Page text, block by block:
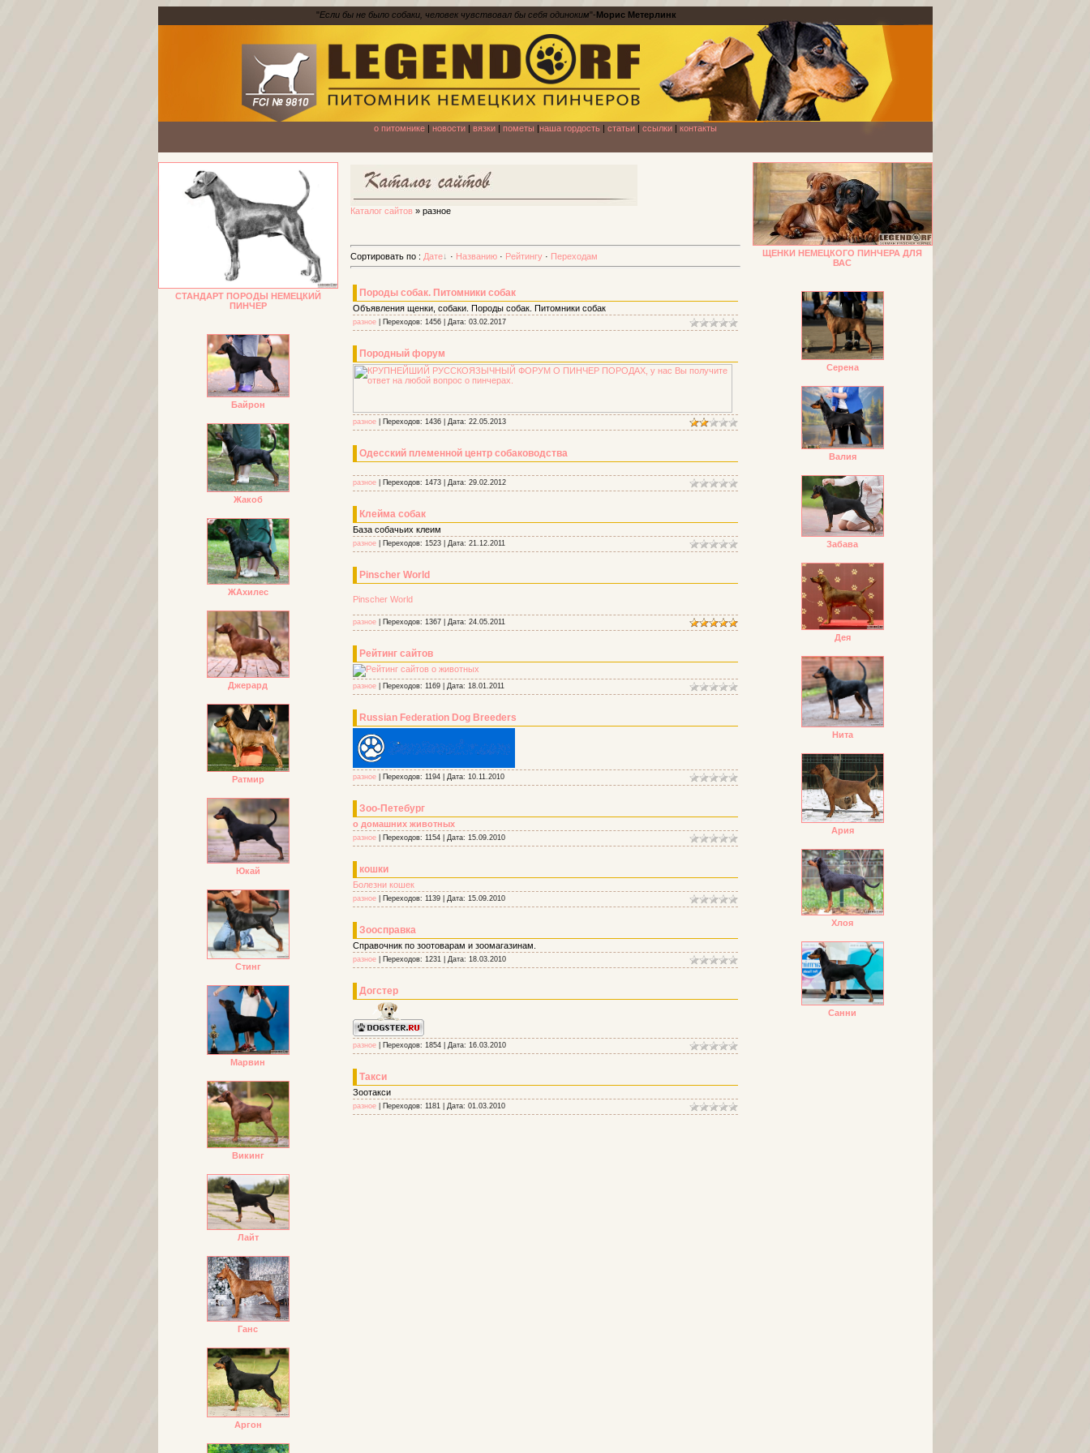
"Если бы не было собаки, человек чувствовал бы себя одиноким"-Морис Метерлинк
о питомнике| новости| вязки| пометы |наша гордость| статьи| ссылки| контакты
СТАНДАРТ ПОРОДЫ НЕМЕЦКИЙ
ПИНЧЕР
Байрон
Жакоб
ЖАхилес
Джерард
Ратмир
Юкай
Стинг
Марвин
Викинг
Лайт
Ганс
Аргон
Каталог сайтов » разное
Сортировать по : Дате · Названию· Рейтингу· Переходам
Породы собак. Питомники собак
Объявления щенки, собаки. Породы собак. Питомники собак
разное| Переходов: 1456 | Дата: 03.02.2017
Породный форум
разное| Переходов: 1436 | Дата: 22.05.2013
Одесский племенной центр собаководства
разное| Переходов: 1473 | Дата: 29.02.2012
Клейма собак
База собачьих клеим
разное| Переходов: 1523 | Дата: 21.12.2011
Pinscher World
Pinscher World
разное| Переходов: 1367 | Дата: 24.05.2011
Рейтинг сайтов
разное| Переходов: 1169 | Дата: 18.01.2011
Russian Federation Dog Breeders
разное| Переходов: 1194 | Дата: 10.11.2010
Зоо-Петебург
о домашних животных
разное| Переходов: 1154 | Дата: 15.09.2010
кошки
Болезни кошек
разное| Переходов: 1139 | Дата: 15.09.2010
Зоосправка
Справочник по зоотоварам и зоомагазинам.
разное| Переходов: 1231 | Дата: 18.03.2010
Догстер
разное| Переходов: 1854 | Дата: 16.03.2010
Такси
Зоотакси
разное| Переходов: 1181 | Дата: 01.03.2010
ЩЕНКИ НЕМЕЦКОГО ПИНЧЕРА ДЛЯ
ВАС
Серена
Валия
Забава
Дея
Нита
Ария
Хлоя
Санни